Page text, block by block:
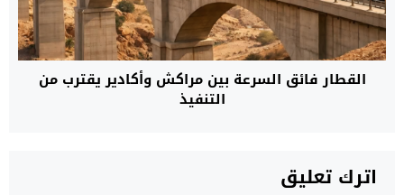
القطار فائق السرعة بين مراكش وأكادير يقترب من
التنفيذ
اترك تعليق